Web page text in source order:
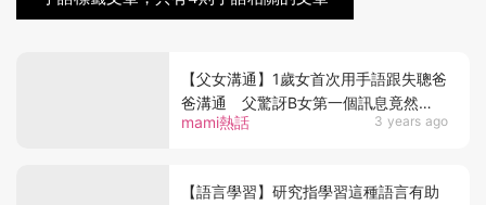
mami熱話 3 years ago
【父女溝通】1歲女首次用手語跟失聰爸
爸溝通 父驚訝B女第一個訊息竟然
是？
【語言學習】研究指學習這種語言有助